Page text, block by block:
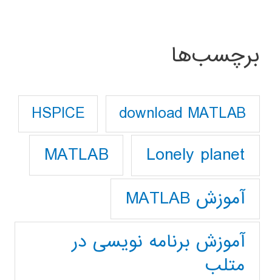
برچسب‌ها
download MATLAB
HSPICE
Lonely planet
MATLAB
آموزش MATLAB
آموزش برنامه نویسی در
متلب